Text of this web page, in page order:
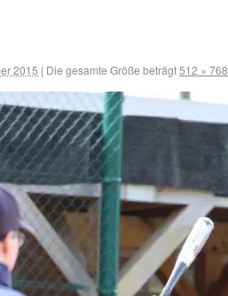
2015 | Die gesamte Größe beträgt512 × 768